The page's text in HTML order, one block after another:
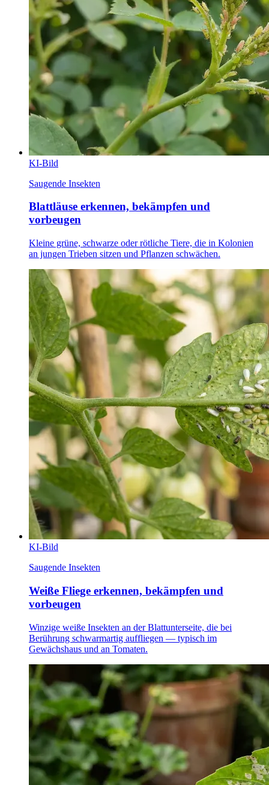
KI-Bild
Saugende Insekten
Blattläuse erkennen, bekämpfen und
vorbeugen
Kleine grüne, schwarze oder rötliche Tiere, die in Kolonien
an jungen Trieben sitzen und Pflanzen schwächen.
KI-Bild
Saugende Insekten
Weiße Fliege erkennen, bekämpfen und
vorbeugen
Winzige weiße Insekten an der Blattunterseite, die bei
Berührung schwarmartig auffliegen — typisch im
Gewächshaus und an Tomaten.